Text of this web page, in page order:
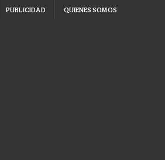
PUBLICIDAD QUIENES SOMOS